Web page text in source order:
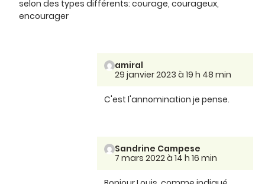
selon des types différents: courage, courageux,
encourager
amiral
29 janvier 2023 à 19 h 48 min
C'est l'annomination je pense.
Sandrine Campese
7 mars 2022 à 14 h 16 min